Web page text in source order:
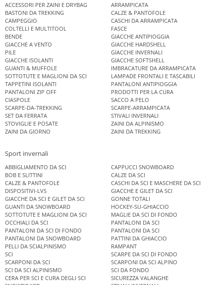
ACCESSORI PER ZAINI E DRYBAG
ARRAMPICATA
BASTONI DA TREKKING
CALZE & PANTOFOLE
CAMPEGGIO
CASCHI DA ARRAMPICATA
COLTELLI E MULTITOOL
FASCE
BENDE
GIACCHE ANTIPIOGGIA
GIACCHE A VENTO
GIACCHE HARDSHELL
PILE
GIACCHE INVERNALI
GIACCHE ISOLANTI
GIACCHE SOFTSHELL
GUANTI & MUFFOLE
IMBRACATURE DA ARRAMPICATA
SOTTOTUTE E MAGLIONI DA SCI
LAMPADE FRONTALI E TASCABILI
TAPPETINI ISOLANTI
PANTALONI ANTIPIOGGIA
PANTALONI ZIP OFF
PRODOTTI PER LA CURA
CIASPOLE
SACCO A PELO
SCARPE-DA-TREKKING
SCARPE-ARRAMPICATA
SET DA FERRATA
STIVALI INVERNALI
STOVIGLIE E POSATE
ZAINI DA ALPINISMO
ZAINI DA GIORNO
ZAINI DA TREKKING
Sport invernali
ABBIGLIAMENTO DA SCI
CAPPUCCI SNOWBOARD
BOB E SLITTINI
CALZE DA SCI
CALZE & PANTOFOLE
CASCHI DA SCI E MASCHERE DA SCI
DISPOSITIVI-LVS
GIACCHE E GILET DA SCI
GIACCHE DA SCI E GILET DA SCI
GONNE TOTALI
GUANTI DA SNOWBOARD
HOCKEY-SU-GHIACCIO
SOTTOTUTE E MAGLIONI DA SCI
MAGLIE DA SCI DI FONDO
OCCHIALI DA SCI
PANTALONI DA SCI
PANTALONI DA SCI DI FONDO
PANTALONI DA SCI
PANTALONI DA SNOWBOARD
PATTINI DA GHIACCIO
PELLI DA SCIALPINISMO
RAMPANT
SCI
SCARPE DA SCI DI FONDO
SCARPONI DA SCI
SCARPONI DA SCI ALPINO
SCI DA SCI ALPINISMO
SCI DA FONDO
CERA PER SCI E CURA DEGLI SCI
SICUREZZA VALANGHE